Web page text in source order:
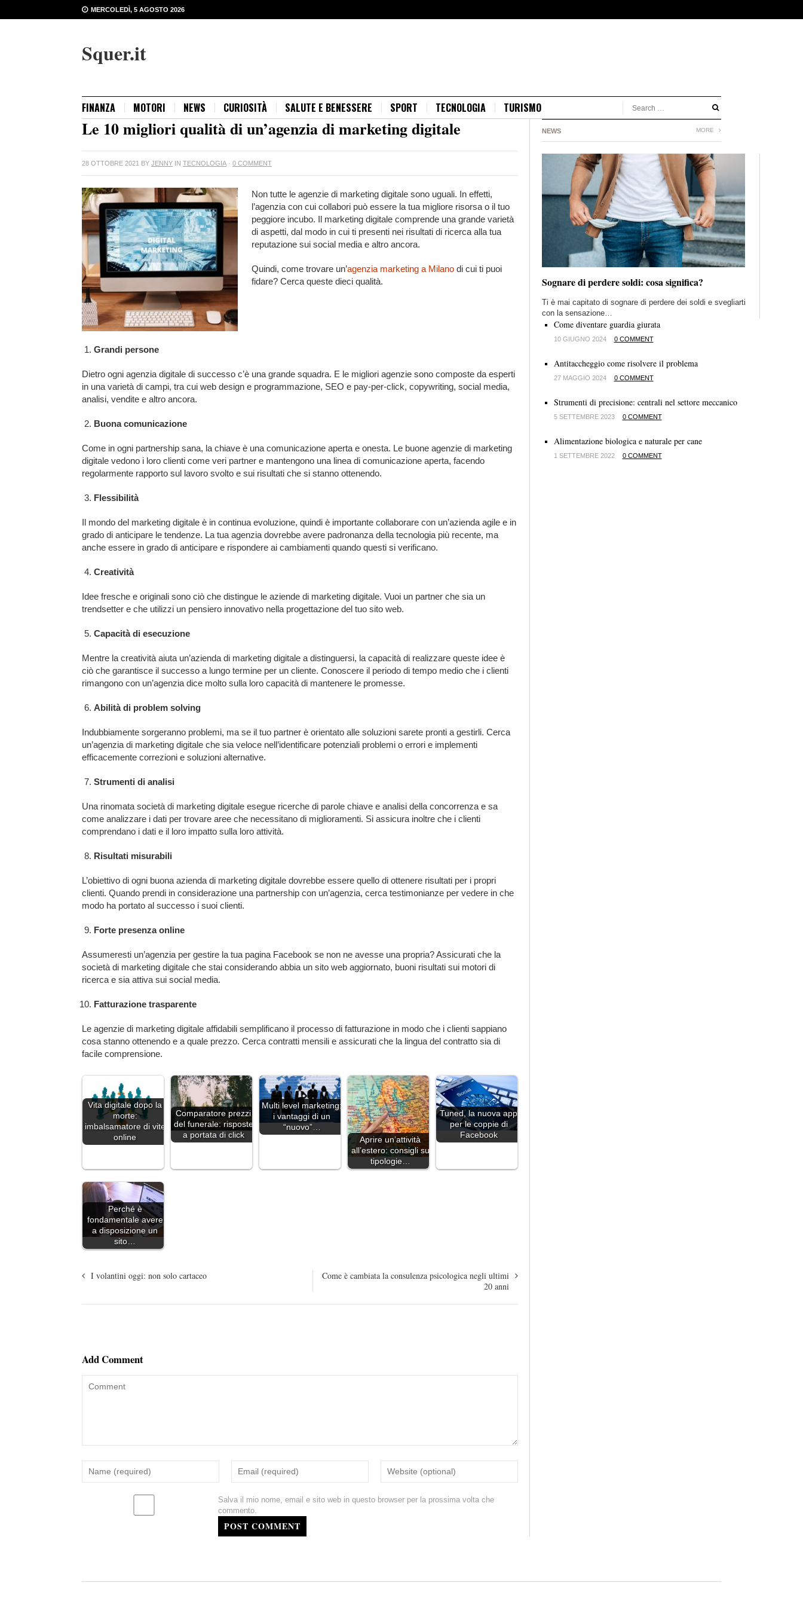
MERCOLEDÌ, 5 AGOSTO 2026
Squer.it
FINANZA MOTORI NEWS CURIOSITÀ SALUTE E BENESSERE SPORT TECNOLOGIA TURISMO
Le 10 migliori qualità di un’agenzia di marketing digitale
28 OTTOBRE 2021 BY JENNY IN TECNOLOGIA · 0 COMMENT
Non tutte le agenzie di marketing digitale sono uguali. In effetti,
l’agenzia con cui collabori può essere la tua migliore risorsa o il tuo
peggiore incubo. Il marketing digitale comprende una grande varietà
di aspetti, dal modo in cui ti presenti nei risultati di ricerca alla tua
reputazione sui social media e altro ancora.
Quindi, come trovare un’agenzia marketing a Milanodi cui ti puoi
fidare? Cerca queste dieci qualità.
Grandi persone
Dietro ogni agenzia digitale di successo c’è una grande squadra. E le migliori agenzie sono composte da esperti
in una varietà di campi, tra cui web design e programmazione, SEO e pay-per-click, copywriting, social media,
analisi, vendite e altro ancora.
Buona comunicazione
Come in ogni partnership sana, la chiave è una comunicazione aperta e onesta. Le buone agenzie di marketing
digitale vedono i loro clienti come veri partner e mantengono una linea di comunicazione aperta, facendo
regolarmente rapporto sul lavoro svolto e sui risultati che si stanno ottenendo.
Flessibilità
Il mondo del marketing digitale è in continua evoluzione, quindi è importante collaborare con un’azienda agile e in
grado di anticipare le tendenze. La tua agenzia dovrebbe avere padronanza della tecnologia più recente, ma
anche essere in grado di anticipare e rispondere ai cambiamenti quando questi si verificano.
Creatività
Idee fresche e originali sono ciò che distingue le aziende di marketing digitale. Vuoi un partner che sia un
trendsetter e che utilizzi un pensiero innovativo nella progettazione del tuo sito web.
Capacità di esecuzione
Mentre la creatività aiuta un’azienda di marketing digitale a distinguersi, la capacità di realizzare queste idee è
ciò che garantisce il successo a lungo termine per un cliente. Conoscere il periodo di tempo medio che i clienti
rimangono con un’agenzia dice molto sulla loro capacità di mantenere le promesse.
Abilità di problem solving
Indubbiamente sorgeranno problemi, ma se il tuo partner è orientato alle soluzioni sarete pronti a gestirli. Cerca
un’agenzia di marketing digitale che sia veloce nell’identificare potenziali problemi o errori e implementi
efficacemente correzioni e soluzioni alternative.
Strumenti di analisi
Una rinomata società di marketing digitale esegue ricerche di parole chiave e analisi della concorrenza e sa
come analizzare i dati per trovare aree che necessitano di miglioramenti. Si assicura inoltre che i clienti
comprendano i dati e il loro impatto sulla loro attività.
Risultati misurabili
L’obiettivo di ogni buona azienda di marketing digitale dovrebbe essere quello di ottenere risultati per i propri
clienti. Quando prendi in considerazione una partnership con un’agenzia, cerca testimonianze per vedere in che
modo ha portato al successo i suoi clienti.
Forte presenza online
Assumeresti un’agenzia per gestire la tua pagina Facebook se non ne avesse una propria? Assicurati che la
società di marketing digitale che stai considerando abbia un sito web aggiornato, buoni risultati sui motori di
ricerca e sia attiva sui social media.
Fatturazione trasparente
Le agenzie di marketing digitale affidabili semplificano il processo di fatturazione in modo che i clienti sappiano
cosa stanno ottenendo e a quale prezzo. Cerca contratti mensili e assicurati che la lingua del contratto sia di
facile comprensione.
Vita digitale dopo la
morte:
imbalsamatore di vite
online
Comparatore prezzi
del funerale: risposte
a portata di click
Multi level marketing:
i vantaggi di un
“nuovo”…
Aprire un’attività
all’estero: consigli su
tipologie…
Tuned, la nuova app
per le coppie di
Facebook
Perché è
fondamentale avere
a disposizione un
sito…
I volantini oggi: non solo cartaceo
Come è cambiata la consulenza psicologica negli ultimi
20 anni
Add Comment
Salva il mio nome, email e sito web in questo browser per la prossima volta che
commento.
POST COMMENT
NEWS MORE
Sognare di perdere soldi: cosa significa?
Ti è mai capitato di sognare di perdere dei soldi e svegliarti
con la sensazione…
Come diventare guardia giurata
10 GIUGNO 2024 0 COMMENT
Antitaccheggio come risolvere il problema
27 MAGGIO 2024 0 COMMENT
Strumenti di precisione: centrali nel settore meccanico
5 SETTEMBRE 2023 0 COMMENT
Alimentazione biologica e naturale per cane
1 SETTEMBRE 2022 0 COMMENT